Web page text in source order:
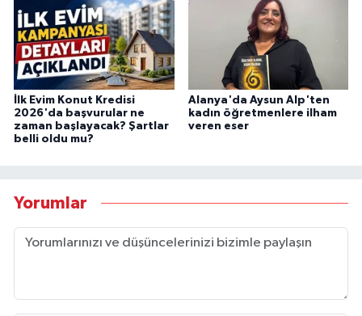
İlk Evim Konut Kredisi
2026'da başvurular ne
zaman başlayacak? Şartlar
belli oldu mu?
Alanya'da Aysun Alp'ten
kadın öğretmenlere ilham
veren eser
Yorumlar